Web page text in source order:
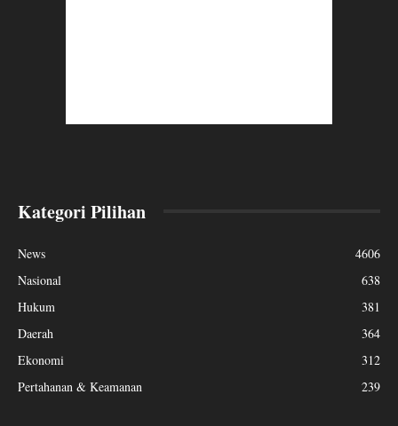
Kategori Pilihan
News
4606
Nasional
638
Hukum
381
Daerah
364
Ekonomi
312
Pertahanan & Keamanan
239